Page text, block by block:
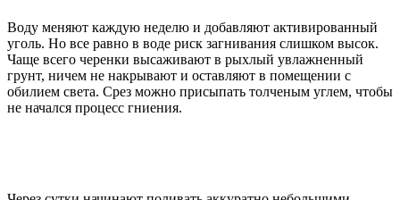
Воду меняют каждую неделю и добавляют активированный
уголь. Но все равно в воде риск загнивания слишком высок.
Чаще всего черенки высаживают в рыхлый увлажненный
грунт, ничем не накрывают и оставляют в помещении с
обилием света. Срез можно присыпать толченым углем, чтобы
не начался процесс гниения.